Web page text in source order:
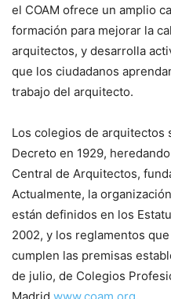
el COAM ofrece un amplio
formación para mejorar la
arquitectos, y desarrolla
que los ciudadanos
trabajo del arquitecto.
Los colegios de arquitectos
Decreto en 1929,
Central de Arquitectos,
Actualmente, la
están definidos en los
2002, y los reglamentos
cumplen las premisas
de julio, de Colegios